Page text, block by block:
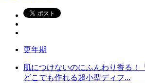
更年期
肌につけないのにふんわり香る！
どこでも作れる超小型ディフ...